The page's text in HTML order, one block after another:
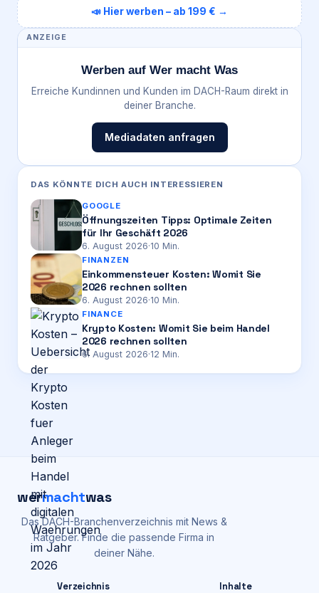
📣 Hier werben – ab 199 € →
ANZEIGE
Werben auf Wer macht Was
Erreiche Kundinnen und Kunden im DACH-Raum direkt in
deiner Branche.
Mediadaten anfragen
DAS KÖNNTE DICH AUCH INTERESSIEREN
GOOGLE
Öffnungszeiten Tipps: Optimale Zeiten
für Ihr Geschäft 2026
6. August 2026·10 Min.
FINANZEN
Einkommensteuer Kosten: Womit Sie
2026 rechnen sollten
6. August 2026·10 Min.
FINANCE
Krypto Kosten: Womit Sie beim Handel
2026 rechnen sollten
6. August 2026·12 Min.
wermachtwas
Das DACH-Branchenverzeichnis mit News &
Ratgeber. Finde die passende Firma in
deiner Nähe.
Verzeichnis
Inhalte